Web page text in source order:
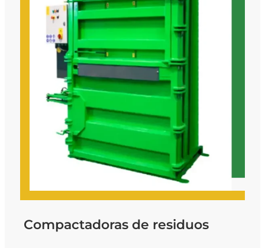
Compactadoras de residuos